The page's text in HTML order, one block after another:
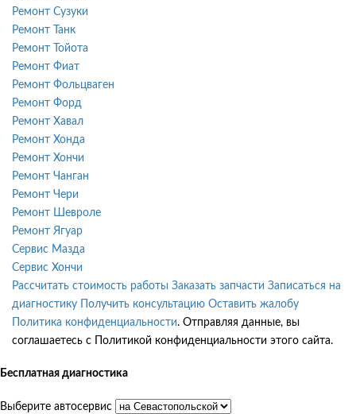
Ремонт Сузуки
Ремонт Танк
Ремонт Тойота
Ремонт Фиат
Ремонт Фольцваген
Ремонт Форд
Ремонт Хавал
Ремонт Хонда
Ремонт Хончи
Ремонт Чанган
Ремонт Чери
Ремонт Шевроле
Ремонт Ягуар
Сервис Мазда
Сервис Хончи
Рассчитать стоимость работы Заказать запчасти Записаться на
диагностику
Получить консультацию Оставить жалобу
Политика конфиденциальности. Отправляя данные, вы
соглашаетесь с Политикой конфиденциальности этого сайта.
Бесплатная диагностика
Выберите автосервис